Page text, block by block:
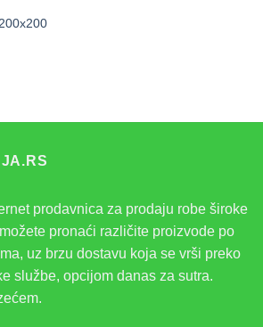
prodavnica za prodaju robe široke
pronaći različite proizvode po
uz brzu dostavu koja se vrši preko
službe, opcijom danas za sutra.